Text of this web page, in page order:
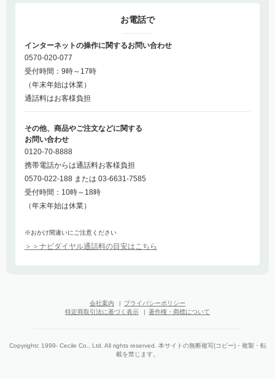
お電話で
インターネットの操作に関するお問い合わせ
0570-020-077
受付時間：9時～17時
（年末年始は休業）
通話料はお客様負担
その他、商品やご注文などに関する
お問い合わせ
0120-70-8888
携帯電話からは通話料お客様負担
0570-022-188 または 03-6631-7585
受付時間：10時～18時
（年末年始は休業）
※おかけ間違いにご注意ください
＞＞ナビダイヤル通話料の目安はこちら
会社案内 |
プライバシーポリシー
特定商取引法に基づく表示
| 著作権・商標について
Copyrightc 1999- Cecile Co., Ltd. All rights reserved. 本サイトの無断複写(コピー)・複製・転
載を禁じます。